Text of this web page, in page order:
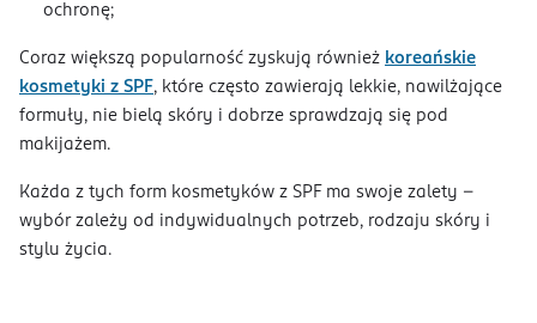
ochronę;
Coraz większą popularność zyskują również koreańskie
kosmetyki z SPF, które często zawierają lekkie, nawilżające
formuły, nie bielą skóry i dobrze sprawdzają się pod
makijażem.
Każda z tych form kosmetyków z SPF ma swoje zalety –
wybór zależy od indywidualnych potrzeb, rodzaju skóry i
stylu życia.